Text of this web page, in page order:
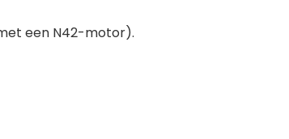
een N42-motor).